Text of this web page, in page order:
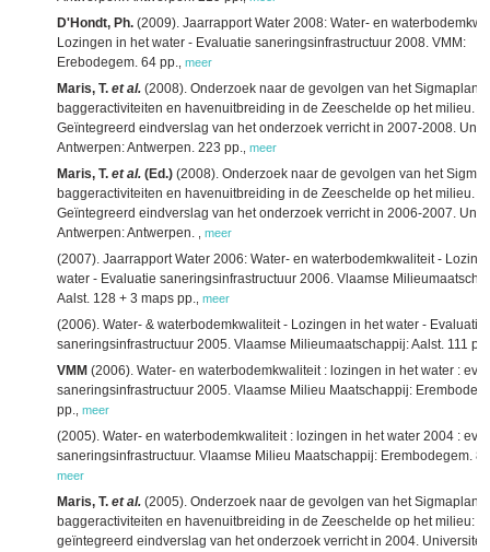
D'Hondt, Ph. (2009). Jaarrapport Water 2008: Water- en
Lozingen in het water - Evaluatie saneringsinfrastructuur 2008. VMM:
Erebodegem. 64 pp. meer
Maris, T. et al. (2008). Onderzoek naar de gevolgen van het Sigmaplan,
baggeractiviteiten en havenuitbreiding in de Zeeschelde op het milieu.
Geïntegreerd eindverslag van het onderzoek verricht in 2007-2008.
Antwerpen: Antwerpen. 223 pp. meer
Maris, T. et al. (Ed.) (2008). Onderzoek naar de gevolgen van het
baggeractiviteiten en havenuitbreiding in de Zeeschelde op het milieu.
Geïntegreerd eindverslag van het onderzoek verricht in 2006-2007.
Antwerpen: Antwerpen.
meer
(2007). Jaarrapport Water 2006: Water- en waterbodemkwaliteit -
water - Evaluatie saneringsinfrastructuur 2006. Vlaamse
Aalst. 128 + 3 maps pp. meer
(2006). Water- & waterbodemkwaliteit - Lozingen in het water - Evaluatie
saneringsinfrastructuur 2005. Vlaamse Milieumaatschappij: Aalst. 111 pp.
VMM (2006). Water- en waterbodemkwaliteit : lozingen in het water :
saneringsinfrastructuur 2005. Vlaamse Milieu Maatschappij:
pp. meer
(2005). Water- en waterbodemkwaliteit : lozingen in het water 2004 :
saneringsinfrastructuur. Vlaamse Milieu Maatschappij: Erembodegem.
meer
Maris, T. et al. (2005). Onderzoek naar de gevolgen van het Sigmaplan,
baggeractiviteiten en havenuitbreiding in de Zeeschelde op het milieu:
geïntegreerd eindverslag van het onderzoek verricht in 2004. Universiteit